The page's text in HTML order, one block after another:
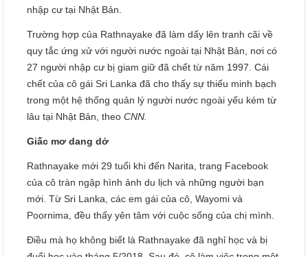
nhập cư tại Nhật Bản.
Trường hợp của Rathnayake đã làm dấy lên tranh cãi về
quy tắc ứng xử với người nước ngoài tại Nhật Bản, nơi có
27 người nhập cư bị giam giữ đã chết từ năm 1997. Cái
chết của cô gái Sri Lanka đã cho thấy sự thiếu minh bạch
trong một hệ thống quản lý người nước ngoài yếu kém từ
lâu tại Nhật Bản, theoCNN.
Giấc mơ dang dở
Rathnayake mới 29 tuổi khi đến Narita, trang Facebook
của cô tràn ngập hình ảnh du lịch và những người bạn
mới. Từ Sri Lanka, các em gái của cô, Wayomi và
Poornima, đều thấy yên tâm với cuộc sống của chị mình.
Điều mà họ không biết là Rathnayake đã nghỉ học và bị